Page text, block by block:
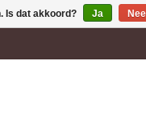
Is dat akkoord? Ja Nee